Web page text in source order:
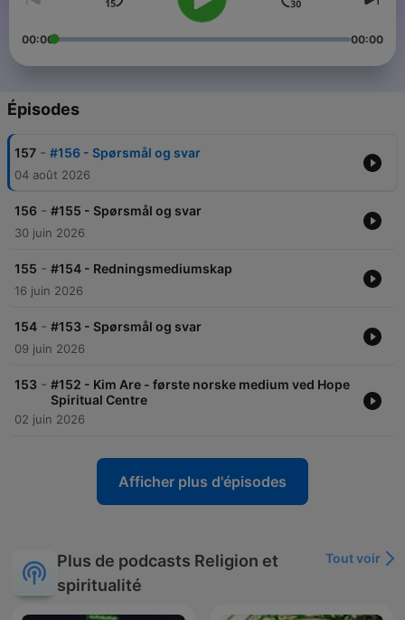
00:00 00:00
Épisodes
157 - #156 - Spørsmål og svar
04 août 2026
156 - #155 - Spørsmål og svar
30 juin 2026
155 - #154 - Redningsmediumskap
16 juin 2026
154 - #153 - Spørsmål og svar
09 juin 2026
153 - #152 - Kim Are - første norske medium ved Hope
Spiritual Centre
02 juin 2026
Afficher plus d'épisodes
Plus de podcasts Religion et
spiritualité
Tout voir